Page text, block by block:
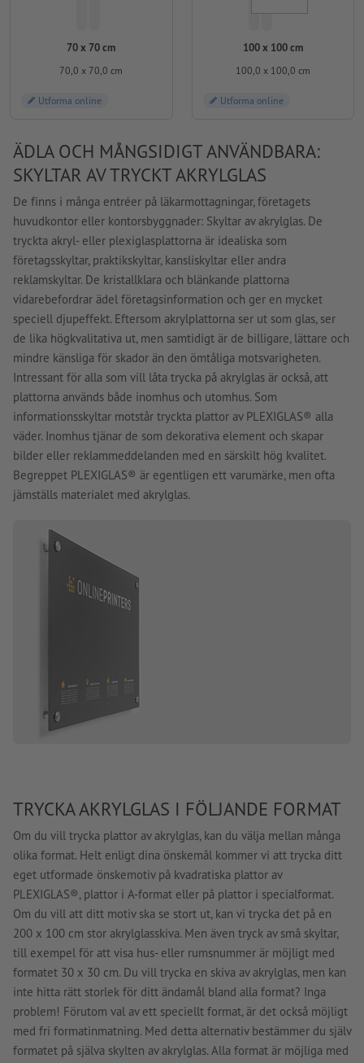
70 x 70 cm
70,0 x 70,0 cm
Utforma online
100 x 100 cm
100,0 x 100,0 cm
Utforma online
ÄDLA OCH MÅNGSIDIGT ANVÄNDBARA:
SKYLTAR AV TRYCKT AKRYLGLAS
De finns i många entréer på läkarmottagningar, företagets
huvudkontor eller kontorsbyggnader: Skyltar av akrylglas. De
tryckta akryl- eller plexiglasplattorna är idealiska som
företagsskyltar, praktikskyltar, kansliskyltar eller andra
reklamskyltar. De kristallklara och blänkande plattorna
vidarebefordrar ädel företagsinformation och ger en mycket
speciell djupeffekt. Eftersom akrylplattorna ser ut som glas, ser
de lika högkvalitativa ut, men samtidigt är de billigare, lättare och
mindre känsliga för skador än den ömtåliga motsvarigheten.
Intressant för alla som vill låta trycka på akrylglas är också, att
plattorna används både inomhus och utomhus. Som
informationsskyltar motstår tryckta plattor av PLEXIGLAS® alla
väder. Inomhus tjänar de som dekorativa element och skapar
bilder eller reklammeddelanden med en särskilt hög kvalitet.
Begreppet PLEXIGLAS® är egentligen ett varumärke, men ofta
jämställs materialet med akrylglas.
TRYCKA AKRYLGLAS I FÖLJANDE FORMAT
Om du vill trycka plattor av akrylglas, kan du välja mellan många
olika format. Helt enligt dina önskemål kommer vi att trycka ditt
eget utformade önskemotiv på kvadratiska plattor av
PLEXIGLAS®, plattor i A-format eller på plattor i specialformat.
Om du vill att ditt motiv ska se stort ut, kan vi trycka det på en
200 x 100 cm stor akrylglasskiva. Men även tryck av små skyltar,
till exempel för att visa hus- eller rumsnummer är möjligt med
formatet 30 x 30 cm. Du vill trycka en skiva av akrylglas, men kan
inte hitta rätt storlek för ditt ändamål bland alla format? Inga
problem! Förutom val av ett speciellt format, är det också möjligt
med fri formatinmatning. Med detta alternativ bestämmer du själv
formatet på själva skylten av akrylglas. Alla format är möjliga med